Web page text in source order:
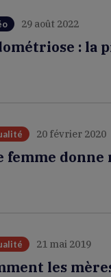
29 août 2022
: la
20 février 2020
femme donne
21 mai 2019
les